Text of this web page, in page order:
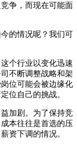
争，而现在可能面
的情况呢？我们可
个行业以变化迅速
不断调整战略和架
位可能会被边缘化
位自己的挑战。
加剧。为了保持竞
本往往是首选的压
资下调的情况。